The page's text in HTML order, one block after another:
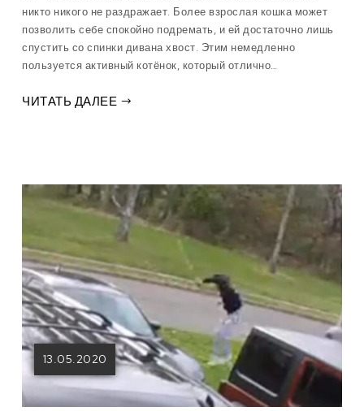
никто никого не раздражает. Более взрослая кошка может
позволить себе спокойно подремать, и ей достаточно лишь
спустить со спинки дивана хвост. Этим немедленно
пользуется активный котёнок, который отлично…
ЧИТАТЬ ДАЛЕЕ
13.05.2020